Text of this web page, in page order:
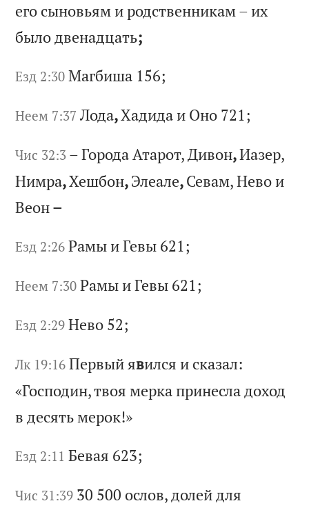
его сыновьям иродственникам– их
былодвенадцать;
Езд 2:30 Магбиша 156;
Неем 7:37 Лода,Хадида и Оно 721;
Чис 32:3 –ГородаАтарот,Дивон,Иазер,
Нимра,Хешбон,Элеале,Севам,Нево и
Веон–
Езд 2:26 Рамы иГевы 621;
Неем 7:30 Рамы иГевы 621;
Езд 2:29 Нево 52;
Лк 19:16 Первый явился и сказал:
«Господин,твоя мерка принесла доход
в десять мерок!»
Езд 2:11 Бевая 623;
Чис 31:39 30 500 ослов, долей для